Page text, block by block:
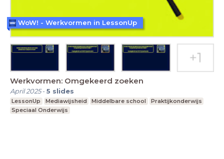
Werkvormen: Omgekeerd zoeken
April 2025-5 slides
LessonUp Mediawijsheid Middelbare school
Praktijkonderwijs
Speciaal Onderwijs
WoW! - Werkvormen in LessonUp